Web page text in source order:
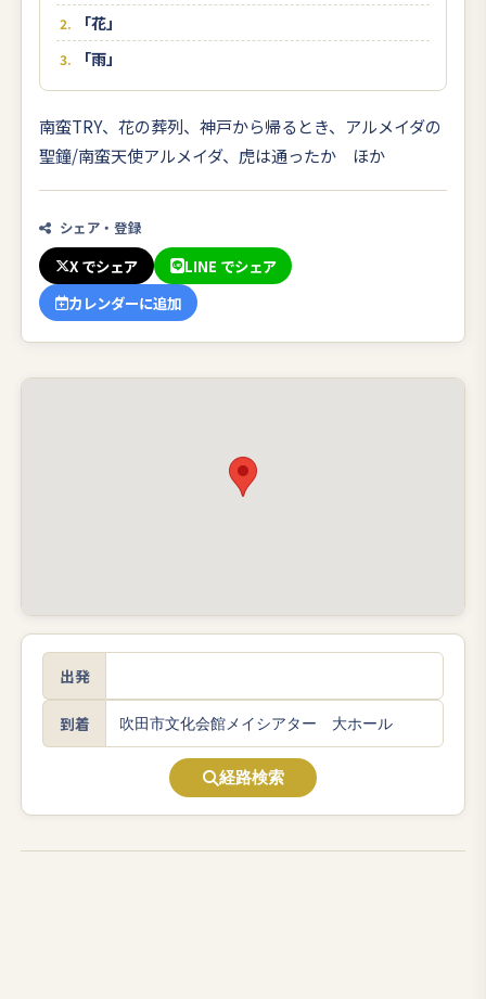
「花」
「雨」
南蛮TRY、花の葬列、神戸から帰るとき、アルメイダの
聖鐘/南蛮天使アルメイダ、虎は通ったか ほか
シェア・登録
X でシェア
LINE でシェア
カレンダーに追加
出発
到着
経路検索